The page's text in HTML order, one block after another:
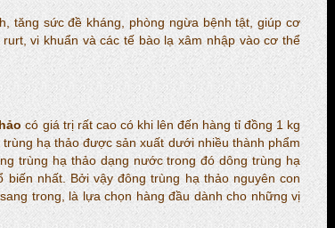
tăng sức đề kháng, phòng ngừa bệnh tật, giúp cơ
vi khuẩn và các tế bào lạ xâm nhập vào cơ thể
có giá trị rất cao có khi lên đến hàng tỉ đồng 1 kg
hạ thảo được sản xuất dưới nhiều thành phẩm
trùng hạ thảo dạng nước trong đó dông trùng hạ
nhất. Bởi vậy đông trùng hạ thảo nguyên con
trong, là lựa chọn hàng đầu dành cho những vị